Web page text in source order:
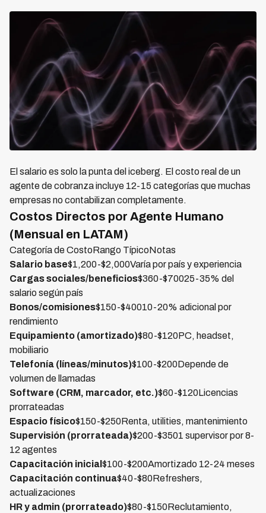
El salario es solo la punta del iceberg. El costo real de un
agente de cobranza incluye 12-15 categorías que muchas
empresas no contabilizan completamente.
Costos Directos por Agente Humano
(Mensual en LATAM)
Categoría de CostoRango TípicoNotas
Salario base$1,200-$2,000Varía por país y experiencia
Cargas sociales/beneficios$360-$70025-35% del
salario según país
Bonos/comisiones$150-$40010-20% adicional por
rendimiento
Equipamiento (amortizado)$80-$120PC, headset,
mobiliario
Telefonía (líneas/minutos)$100-$200Depende de
volumen de llamadas
Software (CRM, marcador, etc.)$60-$120Licencias
prorrateadas
Espacio físico$150-$250Renta, utilities, mantenimiento
Supervisión (prorrateada)$200-$3501 supervisor por 8-
12 agentes
Capacitación inicial $100-$200Amortizado 12-24 meses
Capacitación continua$40-$80Refreshers,
actualizaciones
HR y admin (prorrateado)$80-$150Reclutamiento,